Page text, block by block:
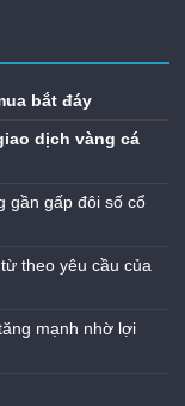
bắt đáy
dịch vàng cá
gần gấp đôi số cổ
theo yêu cầu của
mạnh nhờ lợi